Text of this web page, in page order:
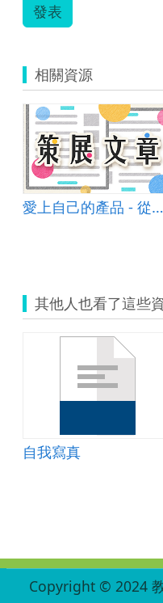
發表
相關資源
愛上⾃⼰的產品 - 從設計思考到製作產出
其他人也看了這些
自我寫真
Copyright © 2024